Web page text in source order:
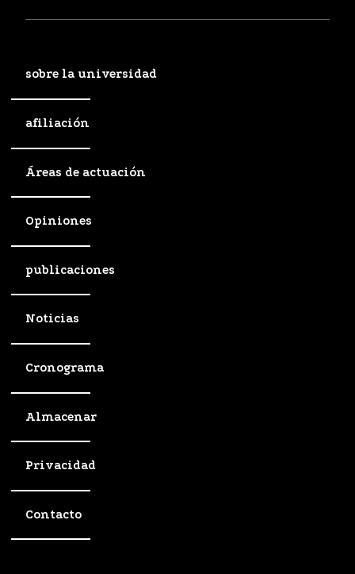
sobre la universidad
afiliación
Áreas de actuación
Opiniones
publicaciones
Noticias
Cronograma
Almacenar
Privacidad
Contacto